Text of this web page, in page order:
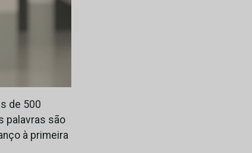
de 500
palavras são
à primeira